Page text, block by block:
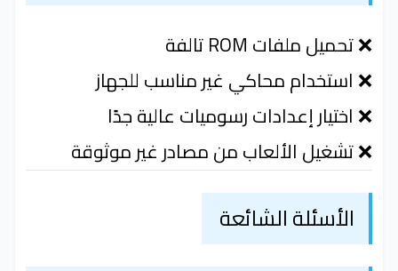
❌ تحميل ملفات ROM تالفة
❌ استخدام محاكي غير مناسب للجهاز
❌ اختيار إعدادات رسوميات عالية جدًا
❌ تشغيل الألعاب من مصادر غير موثوقة
الأسئلة الشائعة